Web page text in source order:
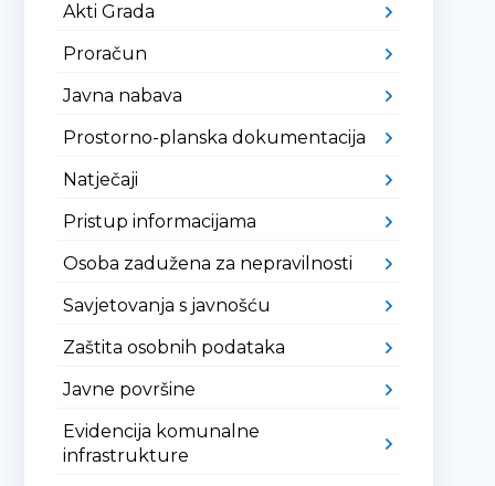
Akti Grada
Proračun
Javna nabava
Prostorno-planska dokumentacija
Natječaji
Pristup informacijama
Osoba zadužena za nepravilnosti
Savjetovanja s javnošću
Zaštita osobnih podataka
Javne površine
Evidencija komunalne
infrastrukture